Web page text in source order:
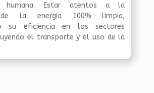
humana. Estar atentos a la
de la energía 100% limpia,
su eficiencia en los sectores
el transporte y el uso de la